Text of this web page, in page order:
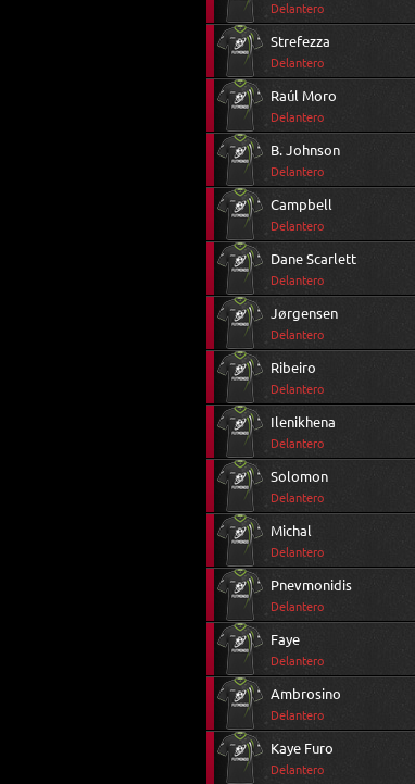
Delantero
Strefezza
Delantero
Raúl Moro
Delantero
B. Johnson
Delantero
Campbell
Delantero
Dane Scarlett
Delantero
Jørgensen
Delantero
Ribeiro
Delantero
Ilenikhena
Delantero
Solomon
Delantero
Michal
Delantero
Pnevmonidis
Delantero
Faye
Delantero
Ambrosino
Delantero
Kaye Furo
Delantero